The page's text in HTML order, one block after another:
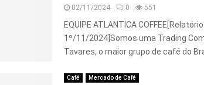
02/11/2024 0 551
EQUIPE ATLANTICA
1º/11/2024]Somos uma Trading
Tavares, o maior grupo de café do
Café Mercado de Café